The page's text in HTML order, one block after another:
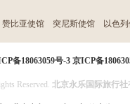
赞比亚使馆 突尼斯使馆 以色
备18063059号-3 京ICP备
Reserved. 北京永乐国际旅行